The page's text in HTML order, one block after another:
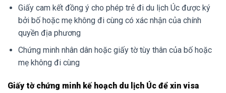
Giấy cam kết đồng ý cho phép trẻ đi du lịch Úc được ký
bởi bố hoặc mẹ không đi cùng có xác nhận của chính
quyền địa phương
Chứng minh nhân dân hoặc giấy tờ tùy thân của bố hoặc
mẹ không đi cùng
Giấy tờ chứng minh kế hoạch du lịch Úc để xin visa